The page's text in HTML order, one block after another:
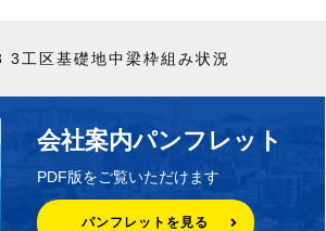
3工区基礎地中梁枠組み状況
会社案内パンフレット
PDF版をご覧いただけます
パンフレットを見る